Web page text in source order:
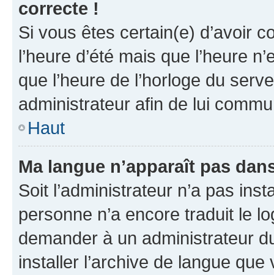
correcte !
Si vous êtes certain(e) d’avoir
l’heure d’été mais que l’heure
que l’heure de l’horloge du
administrateur afin de lui
Haut
Ma langue n’apparaît pas
Soit l’administrateur n’a pas
personne n’a encore traduit le
demander à un administrateur
installer l’archive de langue